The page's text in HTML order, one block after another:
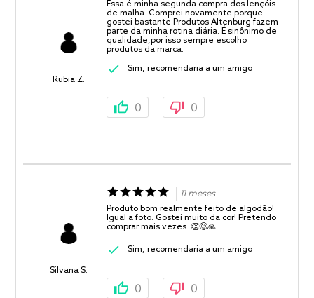
Rubia Z.
Essa é minha segunda compra dos lençóis
de malha. Comprei novamente porque
gostei bastante Produtos Altenburg fazem
parte da minha rotina diária. É sinônimo de
qualidade,por isso sempre escolho
produtos da marca.
Sim, recomendaria a um amigo
0 0
Silvana S.
11 meses
Produto bom realmente feito de algodão!
Igual a foto. Gostei muito da cor! Pretendo
comprar mais vezes. 👏😊🙏
Sim, recomendaria a um amigo
0 0